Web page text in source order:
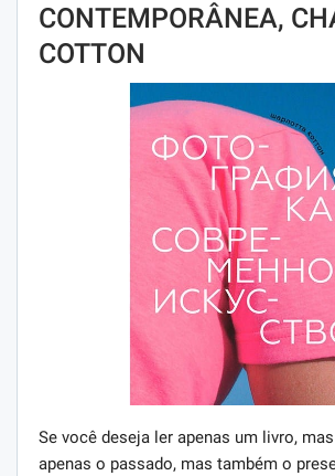
CONTEMPORÂNEA,
COTTON
Se você deseja ler apenas um livro,
apenas o passado, mas também o